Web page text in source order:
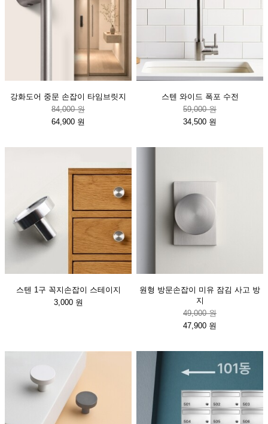
강화도어 중문 손잡이 타임브릿지
84,000 원
64,900 원
스텐 와이드 폭포 수전
59,000 원
34,500 원
스텐 1구 꼭지손잡이 스테이지
3,000 원
원형 방문손잡이 미유 잠김 사고 방
지
49,000 원
47,900 원